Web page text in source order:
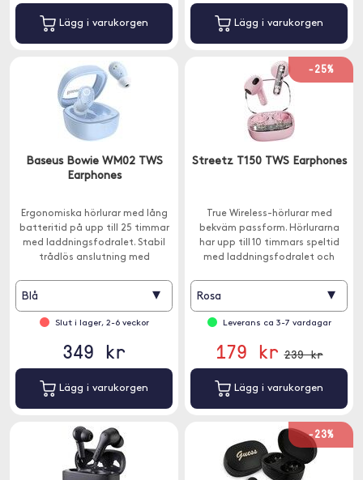
Lägg i varukorgen Lägg i varukorgen
Baseus Bowie WM02 TWS
Earphones
Ergonomiska hörlurar med lång
batteritid på upp till 25 timmar
med laddningsfodralet. Stabil
trådlös anslutning med
Blå ▾
Slut i lager, 2-6 veckor
349 kr
Lägg i varukorgen
-25%
Streetz T150 TWS Earphones
True Wireless-hörlurar med
bekväm passform. Hörlurarna
har upp till 10 timmars speltid
med laddningsfodralet och
Rosa ▾
Leverans ca 3-7 vardagar
179 kr 239 kr
Lägg i varukorgen
-23%